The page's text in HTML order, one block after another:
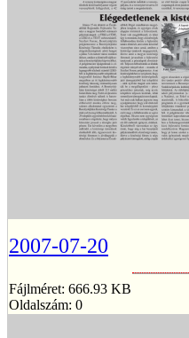
2007-07-20
Fájlméret: 666.93 KB
Oldalszám: 0